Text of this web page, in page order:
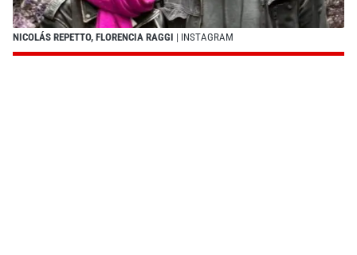
NICOLÁS REPETTO, FLORENCIA RAGGI | INSTAGRAM